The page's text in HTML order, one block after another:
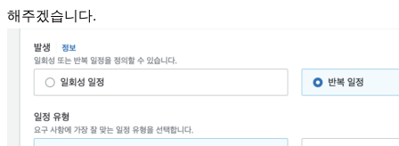
해주겠습니다.